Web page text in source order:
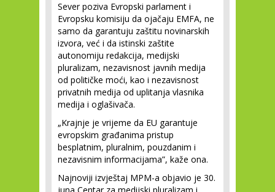
Sever poziva Evropski parlament i
Evropsku komisiju da ojačaju EMFA, ne
samo da garantuju zaštitu novinarskih
izvora, već i da istinski zaštite
autonomiju redakcija, medijski
pluralizam, nezavisnost javnih medija
od političke moći, kao i nezavisnost
privatnih medija od uplitanja vlasnika
medija i oglašivača.
„Krajnje je vrijeme da EU garantuje
evropskim građanima pristup
besplatnim, pluralnim, pouzdanim i
nezavisnim informacijama”, kaže ona.
Najnoviji izvještaj MPM-a objavio je 30.